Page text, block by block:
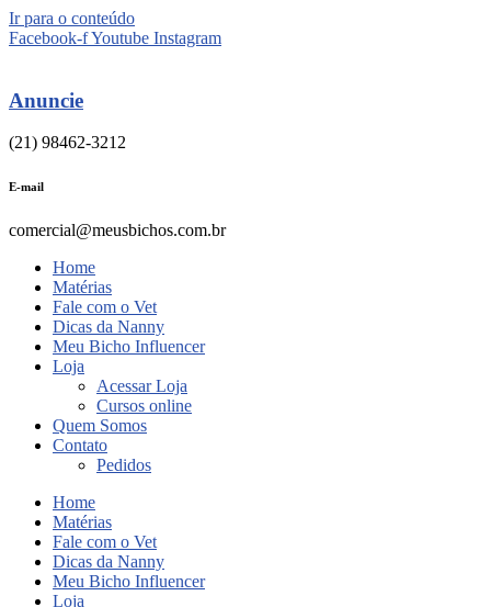
Ir para o conteúdo
Facebook-fYoutube Instagram
Anuncie
(21) 98462-3212
E-mail
comercial@meusbichos.com.br
Home
Matérias
Fale com o Vet
Dicas da Nanny
Meu Bicho Influencer
Loja
Acessar Loja
Cursos online
Quem Somos
Contato
Pedidos
Home
Matérias
Fale com o Vet
Dicas da Nanny
Meu Bicho Influencer
Loja